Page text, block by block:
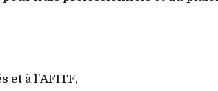
à l’AFITF,